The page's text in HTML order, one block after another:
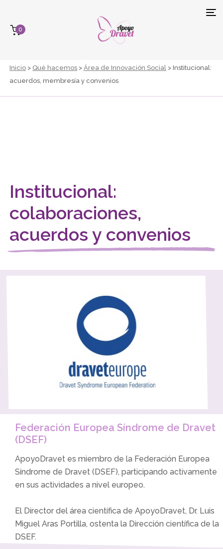
0
Inicio > Qué hacemos > Área de Innovación Social > Institucional:
acuerdos, membresía y convenios
Institucional:
colaboraciones,
acuerdos y convenios
Federación Europea Síndrome de Dravet
(DSEF)
ApoyoDravet es miembro de la Federación Europea
Síndrome de Dravet (DSEF)​, participando activamente
en sus actividades a nivel europeo.
El Director del área científica de ApoyoDravet, Dr. Luis
Miguel Aras Portilla, ostenta la Dirección científica de la
DSEF.